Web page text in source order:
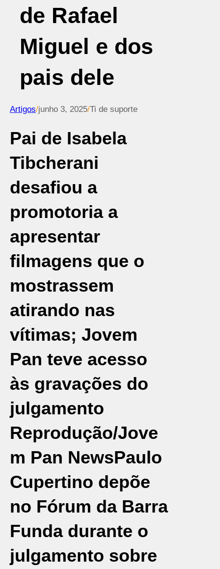
de Rafael
Miguel e dos
pais dele
Artigos/junho 3, 2025/Ti de suporte
Pai de Isabela
Tibcherani
desafiou a
promotoria a
apresentar
filmagens que o
mostrassem
atirando nas
vítimas; Jovem
Pan teve acesso
às gravações do
julgamento
Reprodução/Jove
m Pan NewsPaulo
Cupertino depõe
no Fórum da Barra
Funda durante o
julgamento sobre